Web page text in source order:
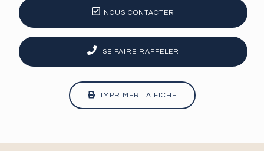
NOUS CONTACTER
SE FAIRE RAPPELER
IMPRIMER LA FICHE